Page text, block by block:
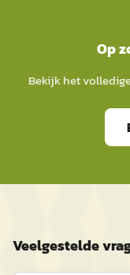
Op
Bekijk het
Veelgestelde